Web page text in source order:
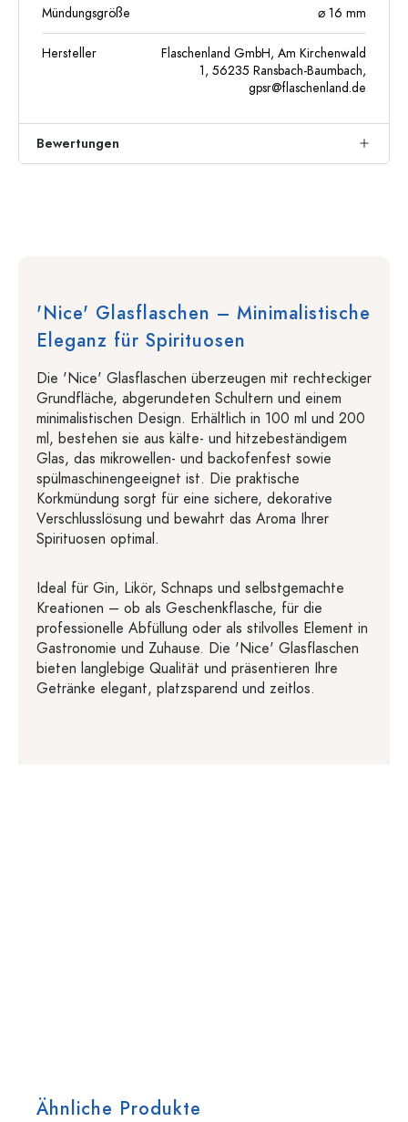
Mündungsgröße ⌀ 16 mm
Hersteller
Flaschenland GmbH, Am Kirchenwald
1, 56235 Ransbach-Baumbach,
gpsr@flaschenland.de
Bewertungen
'Nice' Glasflaschen – Minimalistische
Eleganz für Spirituosen
Die 'Nice' Glasflaschen überzeugen mit rechteckiger
Grundfläche, abgerundeten Schultern und einem
minimalistischen Design. Erhältlich in 100 ml und 200
ml, bestehen sie aus kälte- und hitzebeständigem
Glas, das mikrowellen- und backofenfest sowie
spülmaschinengeeignet ist. Die praktische
Korkmündung sorgt für eine sichere, dekorative
Verschlusslösung und bewahrt das Aroma Ihrer
Spirituosen optimal.
Ideal für Gin, Likör, Schnaps und selbstgemachte
Kreationen – ob als Geschenkflasche, für die
professionelle Abfüllung oder als stilvolles Element in
Gastronomie und Zuhause. Die 'Nice' Glasflaschen
bieten langlebige Qualität und präsentieren Ihre
Getränke elegant, platzsparend und zeitlos.
Ähnliche Produkte